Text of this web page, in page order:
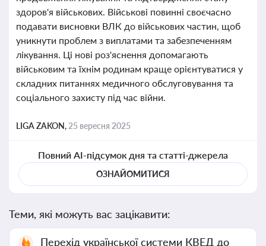
здоров'я військових. Військові повинні своєчасно
подавати висновки ВЛК до військових частин, щоб
уникнути проблем з виплатами та забезпеченням
лікування. Ці нові роз'яснення допомагають
військовим та їхнім родинам краще орієнтуватися у
складних питаннях медичного обслуговування та
соціального захисту під час війни.
LIGA ZAKON, 25 вересня 2025
Повний AI-підсумок дня та статті-джерела
ОЗНАЙОМИТИСЯ
Теми, які можуть вас зацікавити:
Перехід української системи КВЕД до